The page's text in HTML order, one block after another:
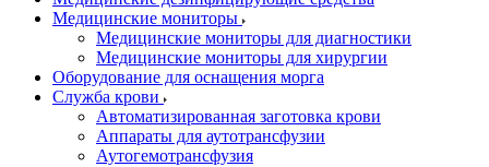
Медицинские мониторы
Медицинские мониторы для диагностики
Медицинские мониторы для хирургии
Оборудование для оснащения морга
Служба крови
Автоматизированная заготовка крови
Аппараты для аутотрансфузии
Аутогемотрансфузия